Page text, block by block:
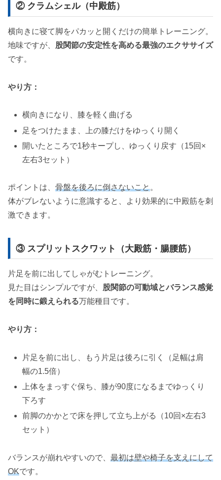
② クラムシェル（中殿筋）
横向きに寝て脚をパカッと開くだけの簡単トレーニング。
地味ですが、 股関節の安定性を高める最強のエクササイズ
です。
やり方：
横向きになり、膝を軽く曲げる
足をつけたまま、上の膝だけをゆっくり開く
開いたところで1秒キープし、ゆっくり戻す（15回×
左右3セット）
ポイントは、 骨盤を後ろに倒さないこと。
体がブレないように意識すると、より効果的に中殿筋を刺
激できます。
③ スプリットスクワット（大殿筋・腸腰筋）
片足を前に出してしゃがむトレーニング。
見た目はシンプルですが、 股関節の可動域とバランス感覚
を同時に鍛えられる万能種目です。
やり方：
片足を前に出し、もう片足は後ろに引く（足幅は肩
幅の1.5倍）
上体をまっすぐ保ち、膝が90度になるまでゆっくり
下ろす
前脚のかかとで床を押して立ち上がる（10回×左右3
セット）
バランスが崩れやすいので、 最初は壁や椅子を支えにして
OKです。